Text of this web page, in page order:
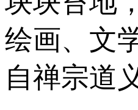
绘画、文
自禅宗道